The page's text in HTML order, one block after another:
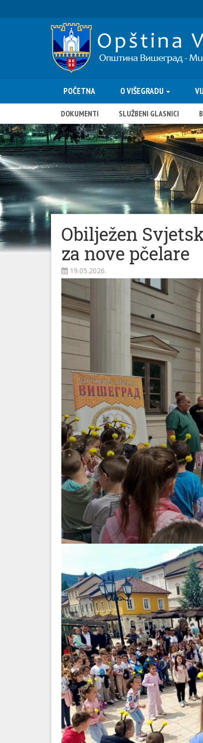
POČETNA O VIŠEGRADU
DOKUMENTI SLUŽBENI GLASNICI
Obilježen
za nove pčelare
19.05.2026.